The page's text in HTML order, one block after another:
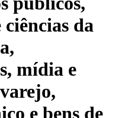
ciências da
mídia e
e bens de